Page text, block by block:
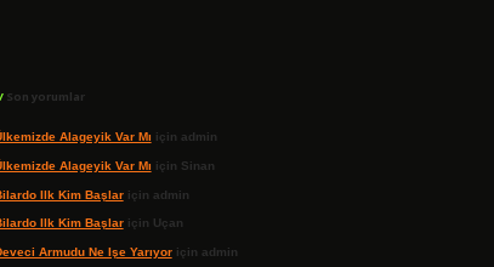
Son yorumlar
Alageyik Var Mı için admin
Alageyik Var Mı için Sinan
Ilk Kim Başlariçin admin
Ilk Kim Başlariçin Uçan
Armudu Ne Işe Yarıyoriçin admin